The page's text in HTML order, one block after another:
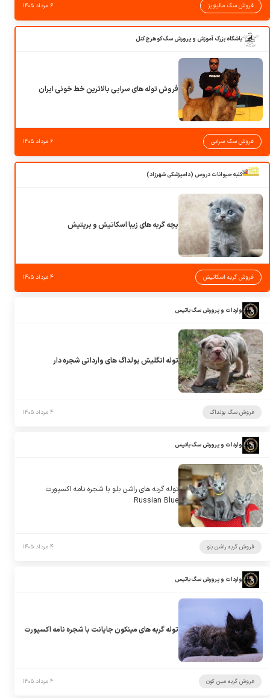
فروش سگ مالینویز ۶ مرداد ۱۴۰۵
باشگاه بزرگ آموزش و پرورش سگ کوهرج کنل
فروش توله های سرابی بالاترین خط خونی ایران
فروش سگ سرابی ۶ مرداد ۱۴۰۵
کلبه حیوانات دروس (دامپزشکی شهرزاد)
بچه گربه های زیبا اسکاتیش و بریتیش
فروش گربه اسکاتیش ۴ مرداد ۱۴۰۵
واردات و پرورش سگ باتیس
توله انگلیش بولداگ های وارداتی شجره دار
فروش سگ بولداگ ۴ مرداد ۱۴۰۵
واردات و پرورش سگ باتیس
توله گربه های راشن بلو با شجره نامه اکسپورت
Russian Blue
فروش گربه راشن بلو ۴ مرداد ۱۴۰۵
واردات و پرورش سگ باتیس
توله گربه های مینکون جایانت با شجره نامه اکسپورت
فروش گربه مین کون ۴ مرداد ۱۴۰۵